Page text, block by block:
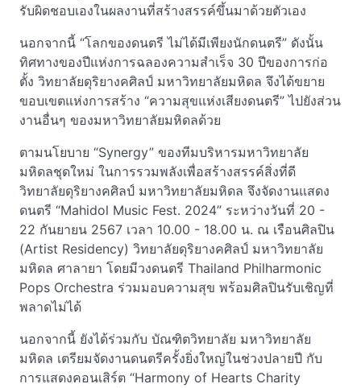
รับผิดชอบเองในผลงานที่สร้างสรรค์ขึ้นมาด้วยตัวเอง
นอกจากนี้ “โลกของดนตรี ไม่ได้มีเพียงนักดนตรี” ดังนั้น
ทิศทางของปีแห่งการฉลองความสำเร็จ 30 ปีของการก่อ
ตั้ง วิทยาลัยดุริยางคศิลป์ มหาวิทยาลัยมหิดล จึงได้ขยาย
ขอบเขตแห่งการสร้าง “ความสุขแห่งเสียงดนตรี” ไปยังส่วน
งานอื่นๆ ของมหาวิทยาลัยมหิดลด้วย
ตามนโยบาย “Synergy” ของทีมบริหารมหาวิทยาลัย
มหิดลชุดใหม่ ในการรวมพลังเพื่อสร้างสรรค์สิ่งที่ดี
วิทยาลัยดุริยางคศิลป์ มหาวิทยาลัยมหิดล จึงจัดงานแสดง
ดนตรี “Mahidol Music Fest. 2024” ระหว่างวันที่ 20 -
22 กันยายน 2567 เวลา 10.00 - 18.00 น. ณ เรือนศิลปิน
(Artist Residency) วิทยาลัยดุริยางคศิลป์ มหาวิทยาลัย
มหิดล ศาลายา โดยมีวงดนตรี Thailand Philharmonic
Pops Orchestra ร่วมมอบความสุข พร้อมศิลปินรับเชิญที่
พลาดไม่ได้
นอกจากนี้ ยังได้ร่วมกับ บัณฑิตวิทยาลัย มหาวิทยาลัย
มหิดล เตรียมจัดงานดนตรีครั้งยิ่งใหญ่ในช่วงปลายปี กับ
การแสดงคอนเสิร์ต “Harmony of Hearts Charity